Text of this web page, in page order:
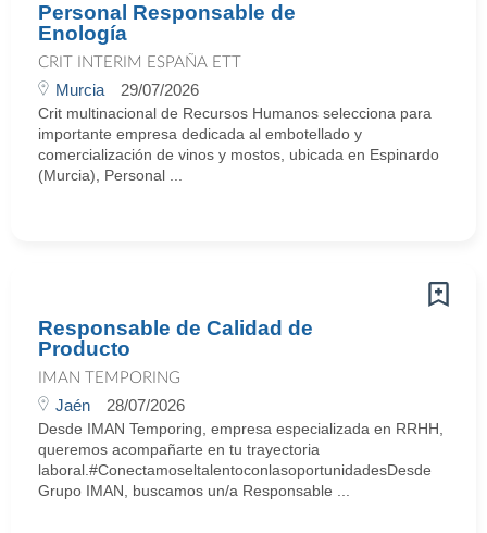
Personal Responsable de
Enología
CRIT INTERIM ESPAÑA ETT
Murcia 29/07/2026
Crit multinacional de Recursos Humanos selecciona para
importante empresa dedicada al embotellado y
comercialización de vinos y mostos, ubicada en Espinardo
(Murcia), Personal ...
Responsable de Calidad de
Producto
IMAN TEMPORING
Jaén 28/07/2026
Desde IMAN Temporing, empresa especializada en RRHH,
queremos acompañarte en tu trayectoria
laboral.#ConectamoseltalentoconlasoportunidadesDesde
Grupo IMAN, buscamos un/a Responsable ...